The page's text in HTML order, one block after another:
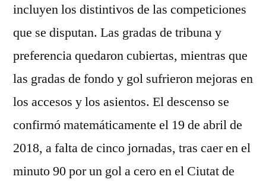
incluyen los distintivos de las competiciones
que se disputan. Las gradas de tribuna y
preferencia quedaron cubiertas, mientras que
las gradas de fondo y gol sufrieron mejoras en
los accesos y los asientos. El descenso se
confirmó matemáticamente el 19 de abril de
2018, a falta de cinco jornadas, tras caer en el
minuto 90 por un gol a cero en el Ciutat de